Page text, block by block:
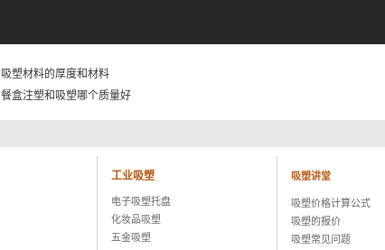
吸塑材料的厚度和材料
餐盒注塑和吸塑哪个质量好
工业吸塑
电子吸塑托盘
化妆品吸塑
五金吸塑
吸塑讲堂
吸塑价格计算公式
吸塑的报价
吸塑常见问题